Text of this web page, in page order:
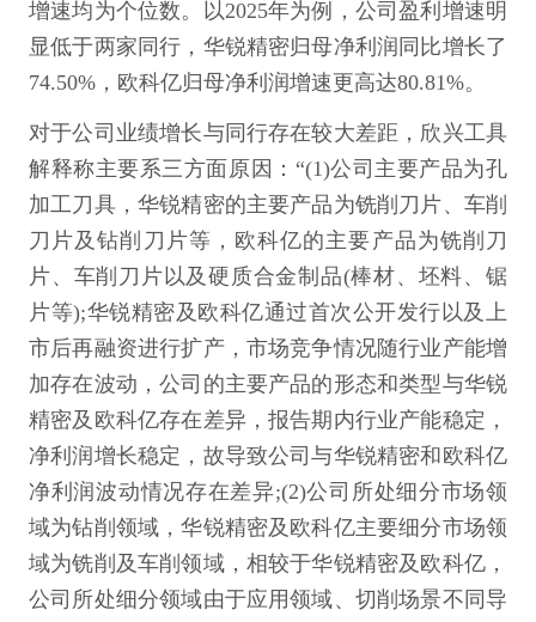
增速均为个位数。以2025年为例，公司盈利增速明
显低于两家同行，华锐精密归母净利润同比增长了
74.50%，欧科亿归母净利润增速更高达80.81%。
对于公司业绩增长与同行存在较大差距，欣兴工具
解释称主要系三方面原因：“(1)公司主要产品为孔
加工刀具，华锐精密的主要产品为铣削刀片、车削
刀片及钻削刀片等，欧科亿的主要产品为铣削刀
片、车削刀片以及硬质合金制品(棒材、坯料、锯
片等);华锐精密及欧科亿通过首次公开发行以及上
市后再融资进行扩产，市场竞争情况随行业产能增
加存在波动，公司的主要产品的形态和类型与华锐
精密及欧科亿存在差异，报告期内行业产能稳定，
净利润增长稳定，故导致公司与华锐精密和欧科亿
净利润波动情况存在差异;(2)公司所处细分市场领
域为钻削领域，华锐精密及欧科亿主要细分市场领
域为铣削及车削领域，相较于华锐精密及欧科亿，
公司所处细分领域由于应用领域、切削场景不同导